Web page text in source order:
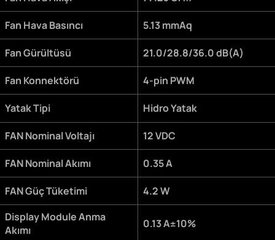
Fan Hava Basıncı 5.13 mmAq
Fan Gürültüsü 21.0/28.8/36.0 dB(A)
Fan Konnektörü 4-pin PWM
Yatak Tipi Hidro Yatak
FAN Nominal Voltajı 12 VDC
FAN Nominal Akımı 0.35 A
FAN Güç Tüketimi
4.2 W
Display Module Anma
Akımı
0.13 A±10%